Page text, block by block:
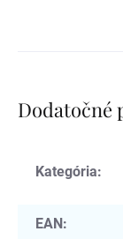
Dodatočné
Kategória:
EAN: